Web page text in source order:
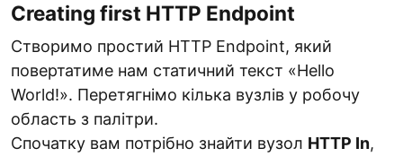
Creating first HTTP Endpoint
Cтворимо простий HTTP Endpoint, який
повертатиме нам статичний текст «Hello
World!». Перетягнімо кілька вузлів у робочу
область з палітри.
Спочатку вам потрібно знайти вузол HTTP In,